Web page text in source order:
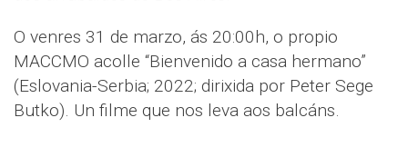
O venres 31 de marzo, ás 20:00h, o propio
MACCMO acolle “Bienvenido a casa hermano”
(Eslovania-Serbia; 2022; dirixida por Peter Sege
Butko). Un filme que nos leva aos balcáns.